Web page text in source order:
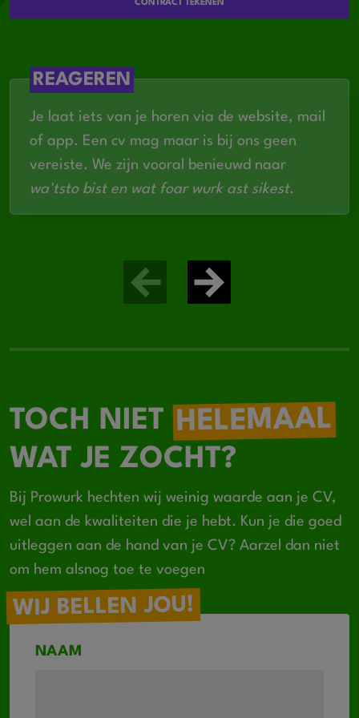
verbeteren binnen een proces- of
Sterk leiderschap: coachend, motiverend,
besluitvaardig en communicatief vaardig
Gericht op kwaliteit, veiligheid,
samenwerking en structurele
procesverbetering
CONTRACT TEKENEN
REAGEREN
Je laat iets van je horen via de website, mail
of app. Een cv mag maar is bij ons geen
vereiste. We zijn vooral benieuwd naar
wa'tsto bist en wat foar wurk ast sikest.
TOCH NIETHELEMAAL
WAT JE ZOCHT?
Bij Prowurk hechten wij weinig waarde aan je CV,
wel aan de kwaliteiten die je hebt. Kun je die goed
uitleggen aan de hand van je CV? Aarzel dan niet
om hem alsnog toe te voegen
WIJ BELLEN JOU!
NAAM